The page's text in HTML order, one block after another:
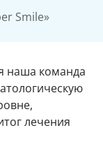
Smile»
наша команда
лечения